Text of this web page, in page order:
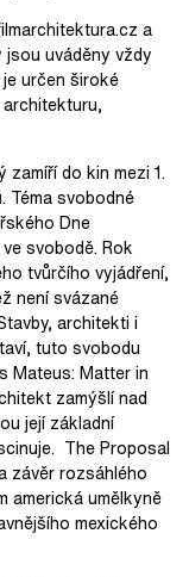
a
jsou uváděny vždy
určen široké
do kin mezi 1.
Téma svobodné
Dne
svobodě. Rok
tvůrčího vyjádření,
není svázané
architekti i
tuto svobodu
Mateus: Matter in
zamýšlí nad
její základní
The Proposal
závěr rozsáhlého
americká umělkyně
mexického